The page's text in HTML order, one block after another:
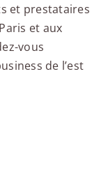
et prestataires
et aux
vous
de l’est